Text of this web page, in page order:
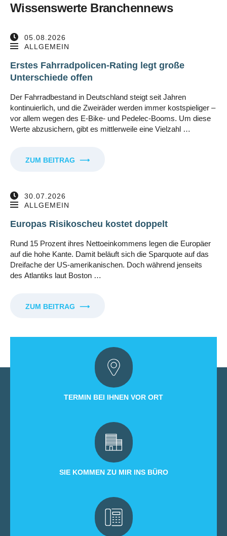
Wissenswerte Branchennews
05.08.2026
ALLGEMEIN
Erstes Fahrradpolicen-Rating legt große
Unterschiede offen
Der Fahrradbestand in Deutschland steigt seit Jahren
kontinuierlich, und die Zweiräder werden immer kostspieliger –
vor allem wegen des E-Bike- und Pedelec-Booms. Um diese
Werte abzusichern, gibt es mittlerweile eine Vielzahl …
ZUM BEITRAG ⟶
30.07.2026
ALLGEMEIN
Europas Risikoscheu kostet doppelt
Rund 15 Prozent ihres Nettoeinkommens legen die Europäer
auf die hohe Kante. Damit beläuft sich die Sparquote auf das
Dreifache der US-amerikanischen. Doch während jenseits
des Atlantiks laut Boston …
ZUM BEITRAG ⟶
TERMIN BEI IHNEN VOR ORT
SIE KOMMEN ZU MIR INS BÜRO